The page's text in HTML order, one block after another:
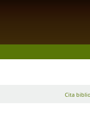
Cita